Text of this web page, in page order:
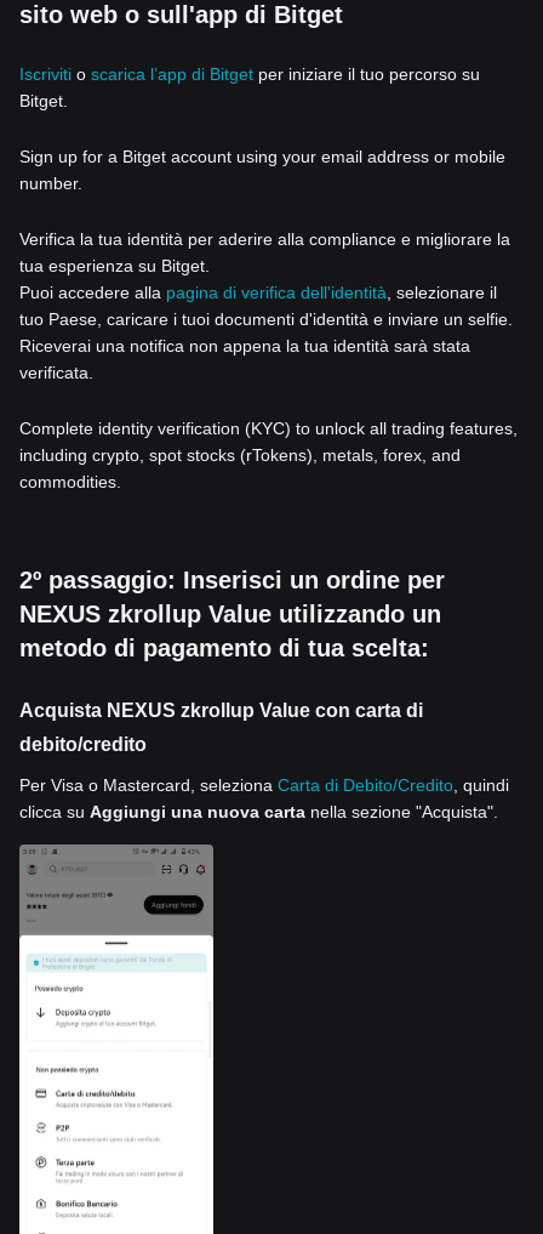
sito web o sull'app di Bitget
Iscriviti o scarica l’app di Bitget per iniziare il tuo percorso su
Bitget.
Sign up for a Bitget account using your email address or mobile
number.
Verifica la tua identità per aderire alla compliance e migliorare la
tua esperienza su Bitget.
Puoi accedere alla pagina di verifica dell'identità , selezionare il
tuo Paese, caricare i tuoi documenti d'identità e inviare un selfie.
Riceverai una notifica non appena la tua identità sarà stata
verificata.
Complete identity verification (KYC) to unlock all trading features,
including crypto, spot stocks (rTokens), metals, forex, and
commodities.
2º passaggio: Inserisci un ordine per
NEXUS zkrollup Value utilizzando un
metodo di pagamento di tua scelta:
Acquista NEXUS zkrollup Value con carta di
debito/credito
Per Visa o Mastercard, seleziona Carta di Debito/Credito , quindi
clicca su Aggiungi una nuova carta nella sezione "Acquista".